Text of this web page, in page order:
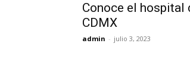
Conoce el hospital
CDMX
admin - julio 3, 2023